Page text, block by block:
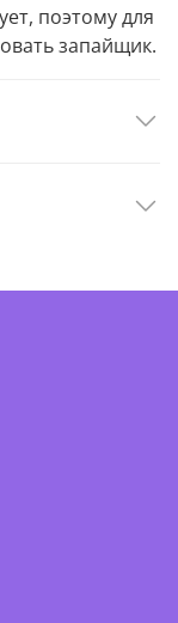
поэтому для
запайщик.